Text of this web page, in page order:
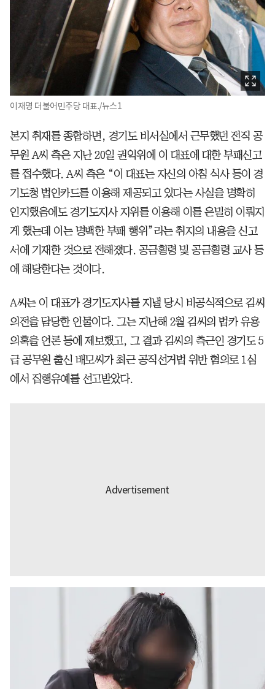
이재명 더불어민주당 대표./뉴스1
본지 취재를 종합하면, 경기도 비서실에서 근무했던 전직 공
무원 A씨 측은 지난 20일 권익위에 이 대표에 대한 부패신고
를 접수했다. A씨 측은 “이 대표는 자신의 아침 식사 등이 경
기도청 법인카드를 이용해 제공되고 있다는 사실을 명확히
인지했음에도 경기도지사 지위를 이용해 이를 은밀히 이뤄지
게 했는데 이는 명백한 부패 행위”라는 취지의 내용을 신고
서에 기재한 것으로 전해졌다. 공금횡령 및 공금횡령 교사 등
에 해당한다는 것이다.
A씨는 이 대표가 경기도지사를 지낼 당시 비공식적으로 김씨
의전을 담당한 인물이다. 그는 지난해 2월 김씨의 법카 유용
의혹을 언론 등에 제보했고, 그 결과 김씨의 측근인 경기도 5
급 공무원 출신 배모씨가 최근 공직선거법 위반 혐의로 1심
에서 집행유예를 선고받았다.